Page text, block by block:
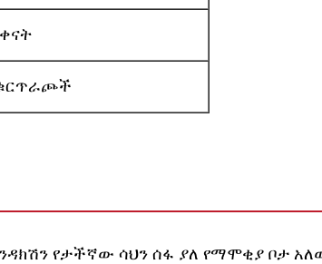
የታችኛው ሳህን ሰፋ ያለ የማሞቂያ ቦታ